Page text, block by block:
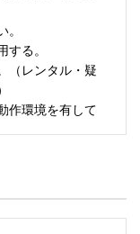
。
する。
（レンタル・疑
作環境を有して
ンジニアリング